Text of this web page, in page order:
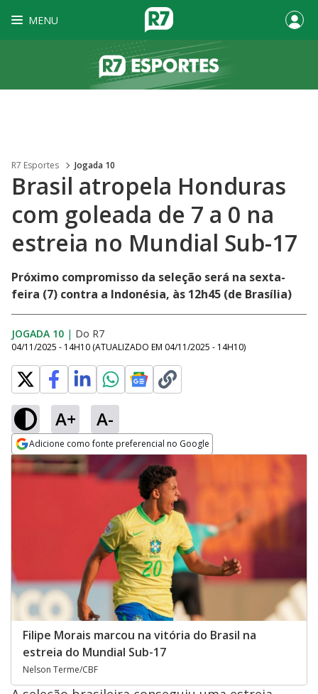
MENU
R7 Esportes Jogada 10
Brasil atropela Honduras
com goleada de 7 a 0 na
estreia no Mundial Sub-17
Próximo compromisso da seleção será na sexta-
feira (7) contra a Indonésia, às 12h45 (de Brasília)
JOGADA 10 | Do R7
04/11/2025 - 14H10 (ATUALIZADO EM 04/11/2025 - 14H10)
A+ A-
Adicione como fonte preferencial no Google
Opens in new window
Filipe Morais marcou na vitória do Brasil na
estreia do Mundial Sub-17
Nelson Terme/CBF